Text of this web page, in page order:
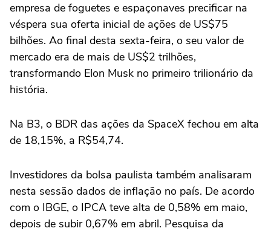
empresa de foguetes e espaçonaves precificar na
véspera sua oferta inicial de ações de US$75
bilhões. Ao final desta sexta-feira, o seu valor de
mercado era de mais de US$2 trilhões,
transformando Elon Musk no primeiro trilionário da
história.
Na B3, o BDR das ações da SpaceX fechou em alta
de 18,15%, a R$54,74.
Investidores da bolsa paulista também analisaram
nesta sessão dados de inflação no país. De acordo
com o IBGE, o IPCA teve alta de ⁠0,58% em maio,
depois de subir 0,67% em abril. Pesquisa da